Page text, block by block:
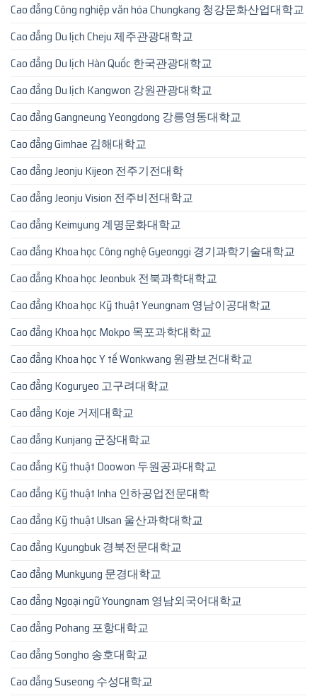
Cao đẳng Công nghiệp văn hóa Chungkang 청강문화산업대학교
Cao đẳng Du lịch Cheju 제주관광대학교
Cao đẳng Du lịch Hàn Quốc 한국관광대학교
Cao đẳng Du lịch Kangwon 강원관광대학교
Cao đẳng Gangneung Yeongdong 강릉영동대학교
Cao đẳng Gimhae 김해대학교
Cao đẳng Jeonju Kijeon 전주기전대학
Cao đẳng Jeonju Vision 전주비전대학교
Cao đẳng Keimyung 계명문화대학교
Cao đẳng Khoa học Công nghệ Gyeonggi 경기과학기술대학교
Cao đẳng Khoa học Jeonbuk 전북과학대학교
Cao đẳng Khoa học Kỹ thuật Yeungnam 영남이공대학교
Cao đẳng Khoa học Mokpo 목포과학대학교
Cao đẳng Khoa học Y tế Wonkwang 원광보건대학교
Cao đẳng Koguryeo 고구려대학교
Cao đẳng Koje 거제대학교
Cao đẳng Kunjang 군장대학교
Cao đẳng Kỹ thuật Doowon 두원공과대학교
Cao đẳng Kỹ thuật Inha 인하공업전문대학
Cao đẳng Kỹ thuật Ulsan 울산과학대학교
Cao đẳng Kyungbuk 경북전문대학교
Cao đẳng Munkyung 문경대학교
Cao đẳng Ngoại ngữ Youngnam 영남외국어대학교
Cao đẳng Pohang 포항대학교
Cao đẳng Songho 송호대학교
Cao đẳng Suseong 수성대학교